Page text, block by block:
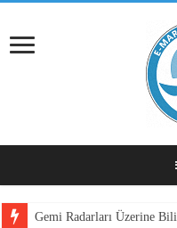
Gemi Radarları Üzerine